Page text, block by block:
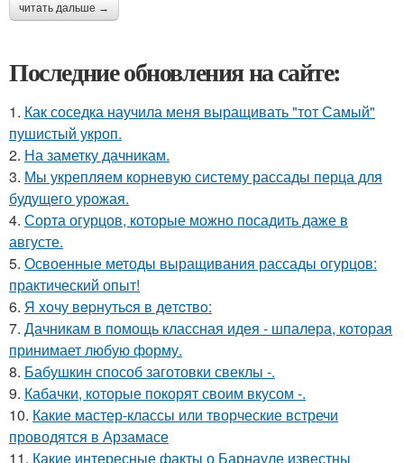
читать дальше →
Последние обновления на сайте:
1. Как соседка научила меня выращивать "тот Самый"
пушистый укроп.
2. На заметку дачникам.
3. Мы укрепляем корневую систему рассады перца для
будущего урожая.
4. Сорта огурцов, которые можно посадить даже в
августе.
5. Освоенные методы выращивания рассады огурцов:
практический опыт!
6. Я xoчу вepнутьcя в дeтcтвo:
7. Дачникам в помощь классная идея - шпалера, которая
принимает любую форму.
8. Бабушкин способ заготовки свеклы -.
9. Кабачки, которые покорят своим вкусом -.
10. Какие мастер-классы или творческие встречи
проводятся в Арзамасе
11. Какие интересные факты о Барнауле известны